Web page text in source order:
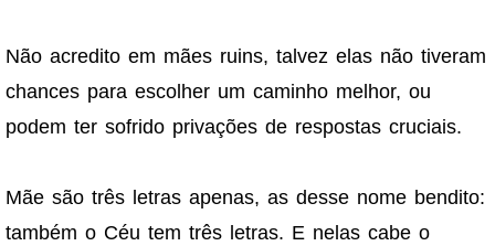
Não acredito em mães ruins, talvez elas não tiveram
chances para escolher um caminho melhor, ou
podem ter sofrido privações de respostas cruciais.
Mãe são três letras apenas, as desse nome bendito:
também o Céu tem três letras. E nelas cabe o